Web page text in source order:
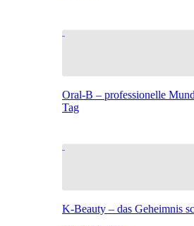
Oral-B – professionelle
Tag
K-Beauty – das Geheimnis